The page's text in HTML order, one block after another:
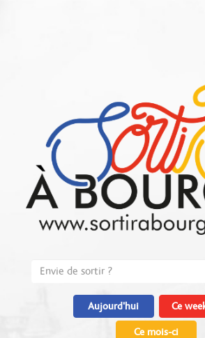
Aujourd'hui Ce
Ce mois-ci